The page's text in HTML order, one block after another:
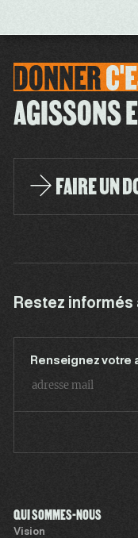
DONNER
AGISSONS
FAIRE UN
Restez
Renseignez votre
QUI SOMMES-NOUS
Vision